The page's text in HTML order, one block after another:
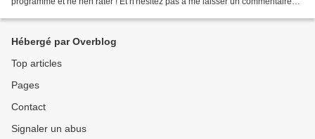
Hébergé par Overblog
Top articles
Pages
Contact
Signaler un abus